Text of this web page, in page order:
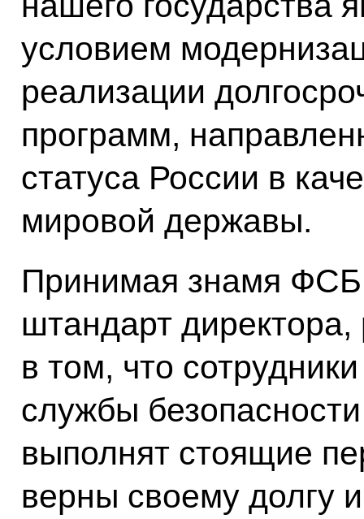
условием
реализации
программ,
статуса России в
мировой державы.
Принимая знамя
штандарт
в том, что
службы
выполнят стоящие
верны своему долгу